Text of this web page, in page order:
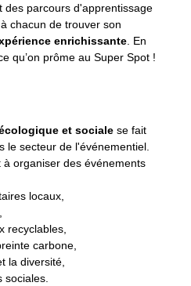
des parcours d'apprentissage
chacun de trouver son
enrichissante. En
qu’on prôme au Super Spot !
et sociale se fait
le secteur de l'événementiel.
organiser des événements
locaux,
recyclables,
carbone,
la diversité,
sociales.